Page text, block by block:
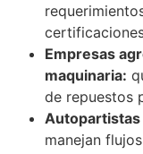
Empresas
maquinaria:
de repuestos
manejan